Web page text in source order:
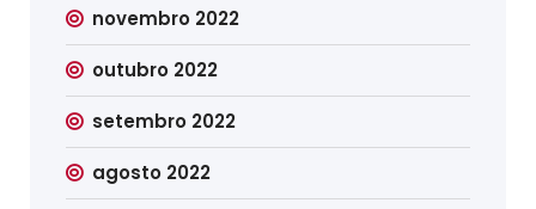
novembro 2022
outubro 2022
setembro 2022
agosto 2022